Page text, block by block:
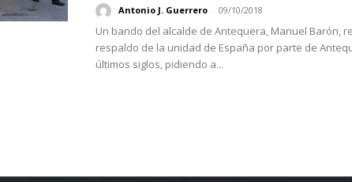
Antonio J. Guerrero - 09/10/2018
Un bando del alcalde de Antequera, Manuel Barón,
respaldo de la unidad de España por parte de
últimos siglos, pidiendo a...